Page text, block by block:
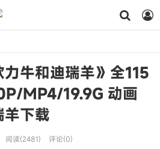
牛和迪瑞羊》全115
MP4/19.9G 动画
羊下载
阅读(2481) 评论(0)